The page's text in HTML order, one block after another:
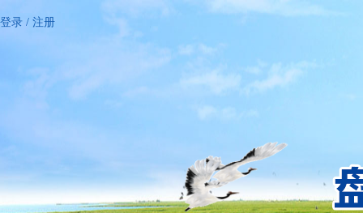
登录 / 注册